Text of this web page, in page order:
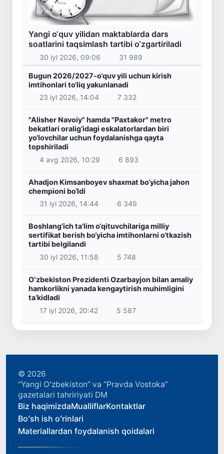
Yangi o‘quv yilidan maktablarda dars
soatlarini taqsimlash tartibi o‘zgartiriladi
30 iyl 2026, 09:06 31 989
Bugun 2026/2027-o‘quv yili uchun kirish
imtihonlari to‘liq yakunlanadi
23 iyl 2026, 14:04
7 332
"Alisher Navoiy" hamda "Paxtakor" metro
bekatlari oralig‘idagi eskalatorlardan biri
yo‘lovchilar uchun foydalanishga qayta
topshiriladi
4 avg 2026, 10:29
6 893
Ahadjon Kimsanboyev shaxmat bo‘yicha jahon
chempioni bo‘ldi
31 iyl 2026, 14:44
6 349
Boshlang‘ich ta’lim o‘qituvchilariga milliy
sertifikat berish bo‘yicha imtihonlarni o‘tkazish
tartibi belgilandi
30 iyl 2026, 11:58
5 748
Oʻzbekiston Prezidenti Ozarbayjon bilan amaliy
hamkorlikni yanada kengaytirish muhimligini
taʼkidladi
17 iyl 2026, 20:42
5 587
© 2026
“Yangi Oʻzbekiston” va “Pravda Vostoka”
gazetalari tahririyati DM
Biz haqimizdaMualliflarKontaktlar
Boʻsh ish oʻrinlari
Materiallardan foydalanish qoidalari